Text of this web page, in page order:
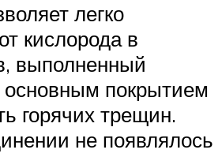
легко
кислорода в
выполненный
основным покрытием
горячих трещин.
не появлялось